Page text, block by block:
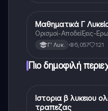
Μαθηματικά
Μαθηματικά Γ
Ορισμοί-Αποδείξεις-
Γ' Λυκ. 5,057 121
Πιο δημοφιλή
Ιστορία
Ιστορια β λυκειου
τραπεζας